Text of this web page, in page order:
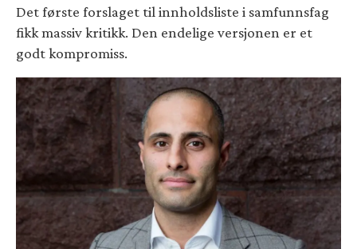
Det første forslaget til innholdsliste i samfunnsfag
fikk massiv kritikk. Den endelige versjonen er et
godt kompromiss.